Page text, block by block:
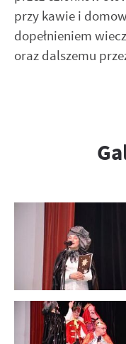
przy kawie i
dopełnieniem
oraz dalszemu